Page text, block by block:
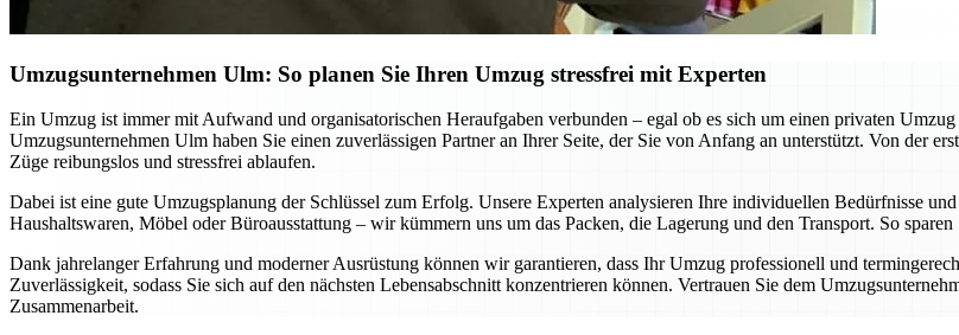
Umzugsunternehmen Ulm: So planen Sie Ihren Umzug stressfrei mit Experten
Ein Umzug ist immer mit Aufwand und organisatorischen Heraufgaben verbunden – egal ob es sich um einen privaten
Umzugsunternehmen Ulm haben Sie einen zuverlässigen Partner an Ihrer Seite, der Sie von Anfang an unterstützt. Von der
Züge reibungslos und stressfrei ablaufen.
Dabei ist eine gute Umzugsplanung der Schlüssel zum Erfolg. Unsere Experten analysieren Ihre individuellen Bedürfnisse
Haushaltswaren, Möbel oder Büroausstattung – wir kümmern uns um das Packen, die Lagerung und den Transport. So
Dank jahrelanger Erfahrung und moderner Ausrüstung können wir garantieren, dass Ihr Umzug professionell und
Zuverlässigkeit, sodass Sie sich auf den nächsten Lebensabschnitt konzentrieren können. Vertrauen Sie dem
Zusammenarbeit.